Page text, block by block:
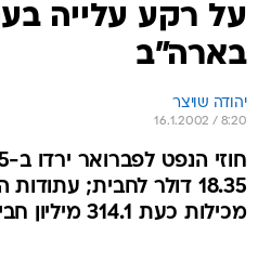
על רקע עלייה
בארה"ב
יהודה שויצר
16.1.2002 / 8:20
18.35 דולר לחבית;
מכילות כעת 314.1 מיליון חביות